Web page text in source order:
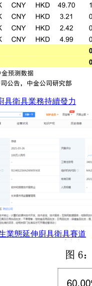
具衛具業務持續發力
業態延伸廚具衛具賽道